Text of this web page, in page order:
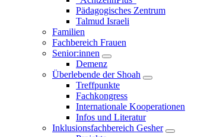
Pädagogisches Zentrum
Talmud Israeli
Familien
Fachbereich Frauen
Senior:innen
Untermenü
öffnen/schließen
Demenz
Überlebende der Shoah
Untermenü
Treffpunkte
Fachkongress
Internationale Kooperationen
Infos und Literatur
Inklusionsfachbereich Gesher
Untermenü